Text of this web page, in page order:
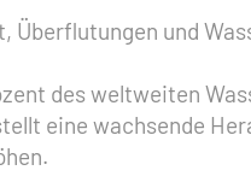
Überflutungen und
des weltweiten
eine wachsende